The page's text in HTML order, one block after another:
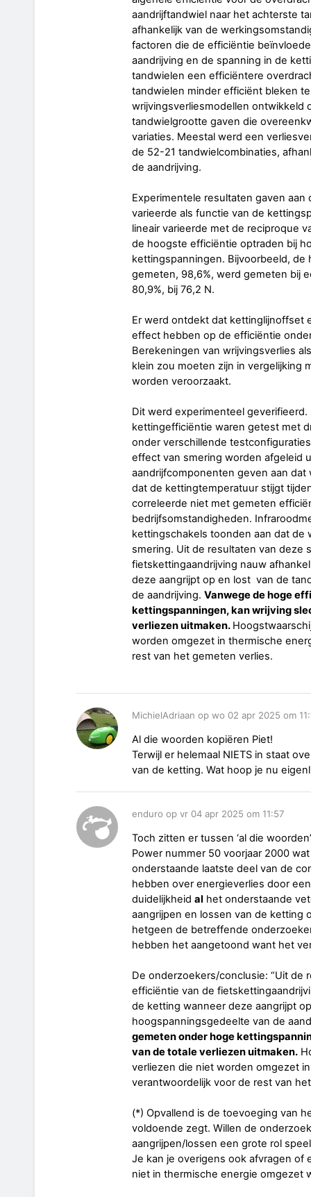
aandrijftandwiel naar het achterste
afhankelijk van de
factoren die de efficiëntie
aandrijving en de spanning in de
tandwielen een efficiëntere
tandwielen minder efficiënt bleken
wrijvingsverliesmodellen ontwikkeld
tandwielgrootte gaven die
variaties. Meestal werd een
de 52-21 tandwielcombinaties,
de aandrijving.
Experimentele resultaten gaven
varieerde als functie van de
lineair varieerde met de reciproque
de hoogste efficiëntie optraden bij
kettingspanningen. Bijvoorbeeld,
gemeten, 98,6%, werd gemeten bij
80,9%, bij 76,2 N.
Er werd ontdekt dat kettinglijnoffset
effect hebben op de efficiëntie
Berekeningen van wrijvingsverlies
klein zou moeten zijn in vergelijking
worden veroorzaakt.
Dit werd experimenteel
kettingefficiëntie waren getest met
onder verschillende
effect van smering worden afgeleid
aandrijfcomponenten geven aan
dat de kettingtemperatuur stijgt
correleerde niet met gemeten
bedrijfsomstandigheden.
kettingschakels toonden aan dat de
smering. Uit de resultaten van deze
fietskettingaandrijving nauw
deze aangrijpt op en lost van de
de aandrijving. Vanwege de hoge
kettingspanningen, kan wrijving
verliezen uitmaken.
worden omgezet in thermische
rest van het gemeten verlies.
MichielAdriaan op wo 02 apr 2025 om
Al die woorden kopiëren Piet!
Terwijl er helemaal NIETS in staat
van de ketting. Wat hoop je nu
enduro op vr 04 apr 2025 om 11:57
Toch zitten er tussen ‘al die
Power nummer 50 voorjaar 2000
onderstaande laatste deel van de
hebben over energieverlies door
duidelijkheid al het onderstaande
aangrijpen en lossen van de ketting
hetgeen de betreffende
hebben het aangetoond want het
De onderzoekers/conclusie: “Uit de
efficiëntie van de
de ketting wanneer deze aangrijpt
hoogspanningsgedeelte van de
gemeten onder hoge
van de totale verliezen uitmaken.
verliezen die niet worden omgezet
verantwoordelijk voor de rest van
(*) Opvallend is de toevoeging van
voldoende zegt. Willen de
aangrijpen/lossen een grote rol
Je kan je overigens ook afvragen of
niet in thermische energie